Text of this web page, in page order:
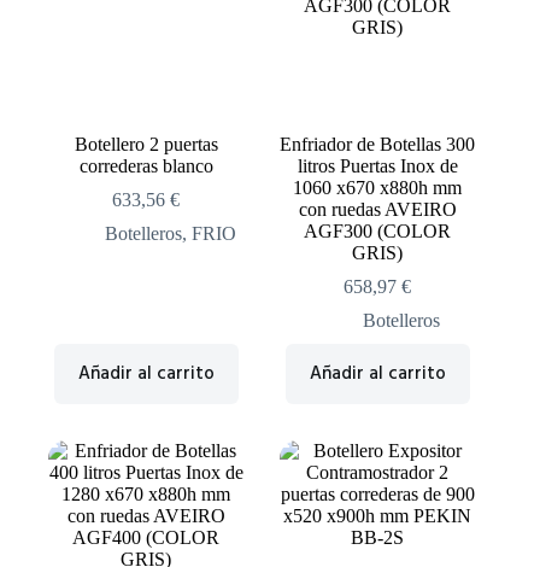
Botellero 2 puertas
correderas blanco
633,56€
Botelleros, FRIO
Añadir al carrito
Enfriador de Botellas 300
litros Puertas Inox de
1060 x670 x880h mm
con ruedas AVEIRO
AGF300 (COLOR
GRIS)
658,97€
Botelleros
Añadir al carrito